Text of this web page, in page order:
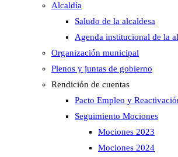
Alcaldía
Saludo de la alcaldesa
Agenda institucional de la
Organización municipal
Plenos y juntas de gobierno
Rendición de cuentas
Pacto Empleo y
Seguimiento Mociones
Mociones 2023
Mociones 2024